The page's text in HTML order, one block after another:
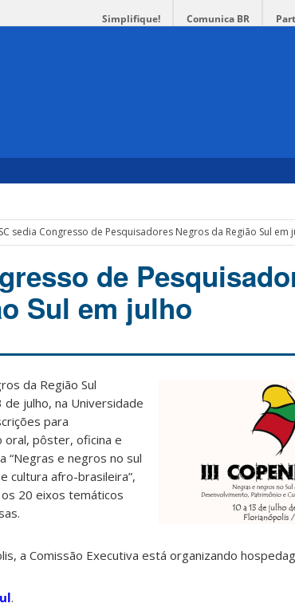
Simplifique! Comunica BR
sedia Congresso de Pesquisadores Negros da Região Sul em
de
Sul em julho
da Região Sul
julho, na Universidade
para
oral, pôster, oficina e
“Negras e negros no sul
cultura afro-brasileira”,
20 eixos temáticos
a Comissão Executiva está organizando
.